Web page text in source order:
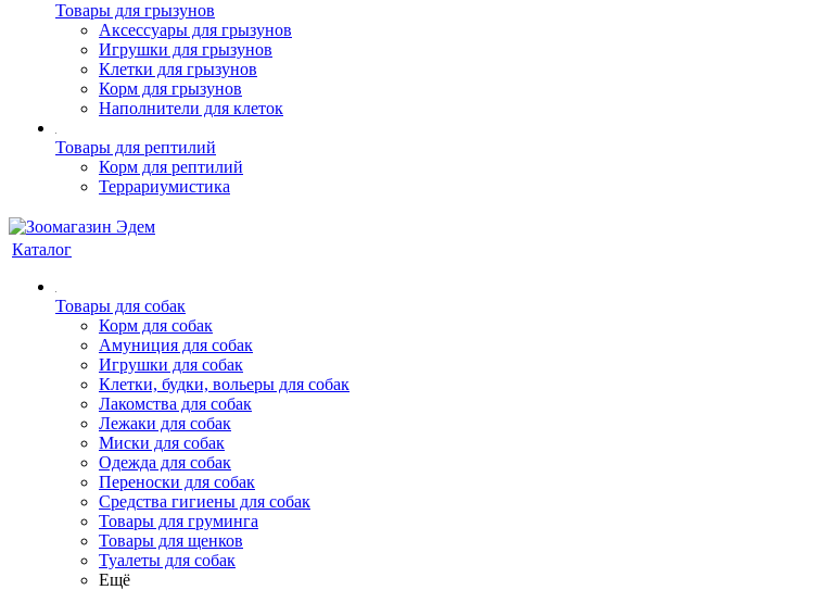
Товары для грызунов
Аксессуары для грызунов
Игрушки для грызунов
Клетки для грызунов
Корм для грызунов
Наполнители для клеток
Товары для рептилий
Корм для рептилий
Террариумистика
Каталог
Товары для собак
Корм для собак
Амуниция для собак
Игрушки для собак
Клетки, будки, вольеры для собак
Лакомства для собак
Лежаки для собак
Миски для собак
Одежда для собак
Переноски для собак
Средства гигиены для собак
Товары для груминга
Товары для щенков
Туалеты для собак
Ещё